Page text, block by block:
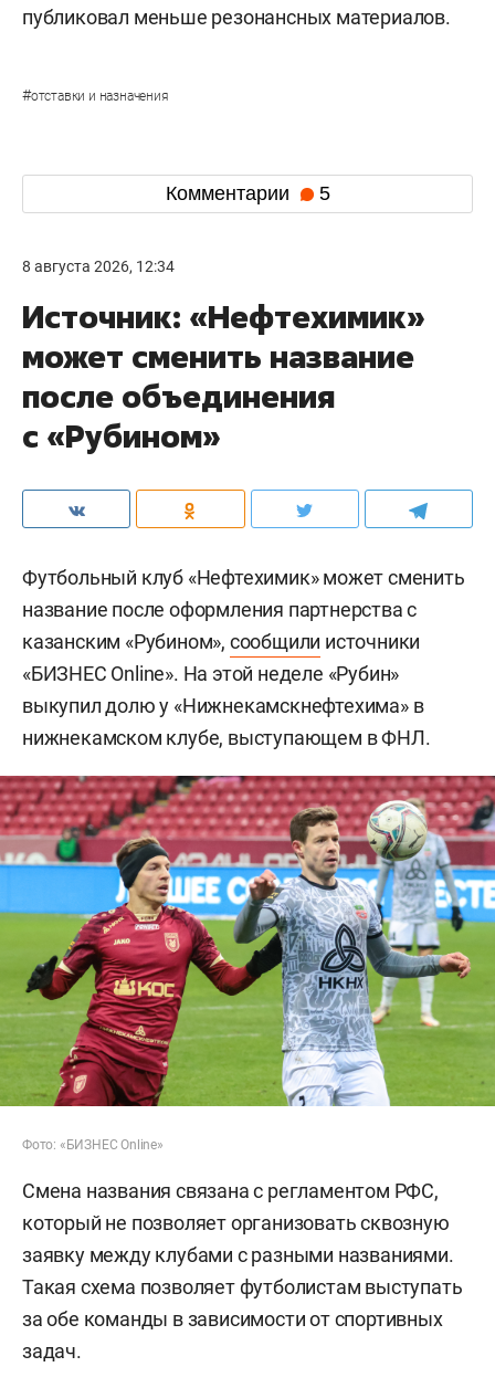
публиковал меньше резонансных материалов.
#отставки и назначения
Комментарии 5
8 августа 2026, 12:34
Источник: «Нефтехимик»
может сменить название
после объединения
с «Рубином»
Футбольный клуб «Нефтехимик» может сменить
название после оформления партнерства с
казанским «Рубином», сообщили источники
«БИЗНЕС Online». На этой неделе «Рубин»
выкупил долю у «Нижнекамскнефтехима» в
нижнекамском клубе, выступающем в ФНЛ.
Фото: «БИЗНЕС Online»
Смена названия связана с регламентом РФС,
который не позволяет организовать сквозную
заявку между клубами с разными названиями.
Такая схема позволяет футболистам выступать
за обе команды в зависимости от спортивных
задач.